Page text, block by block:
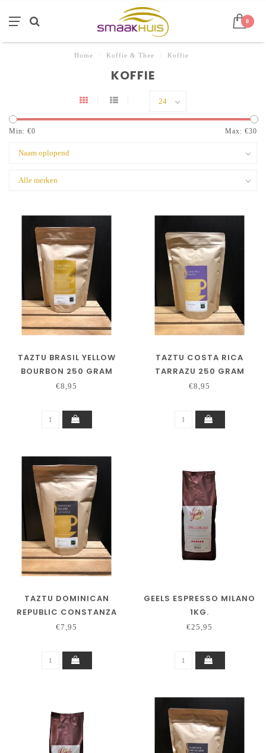
0
Home Koffie & Thee Koffie
KOFFIE
Min: €0 Max: €30
TAZTU BRASIL YELLOW
BOURBON 250 GRAM
€8,95
TAZTU COSTA RICA
TARRAZU 250 GRAM
€8,95
TAZTU DOMINICAN
REPUBLIC CONSTANZA
250 GRAM
€7,95
GEELS ESPRESSO MILANO
1KG.
€25,95